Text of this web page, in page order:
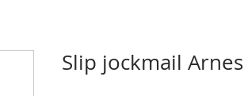
Slip jockmail Arnes